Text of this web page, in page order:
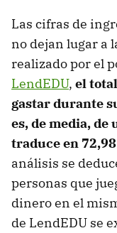
Las cifras de
no dejan lugar a
realizado por el
LendEDU, el
gastar durante
es, de media, de
traduce en
análisis se
personas que
dinero en el
de LendEDU se